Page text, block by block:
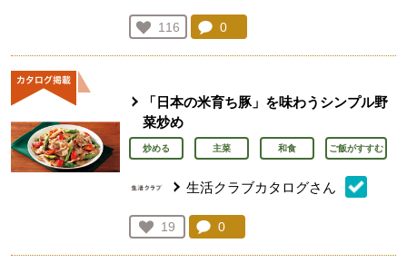
お気に入り登録：
116
人が登録
コメント：
0
「日本の米育ち豚」を味わうシンプル野
菜炒め
炒める 主菜 和食 ご飯がすすむ
生活クラブカタログさん
お気に入り登録：
19
人が登録
コメント：
0